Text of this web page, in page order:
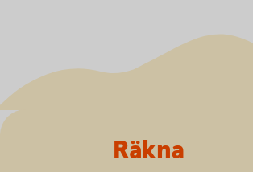
Räkna